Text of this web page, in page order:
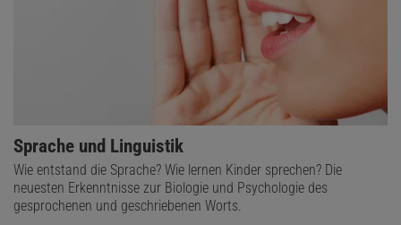
Sprache und Linguistik
Wie entstand die Sprache? Wie lernen Kinder sprechen? Die
neuesten Erkenntnisse zur Biologie und Psychologie des
gesprochenen und geschriebenen Worts.